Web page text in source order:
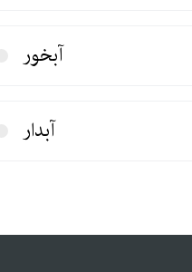
آبخور
آبدار